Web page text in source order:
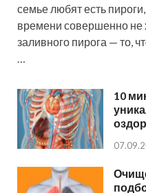
семье любят есть
времени совершенно не
заливного пирога — то,
…
10